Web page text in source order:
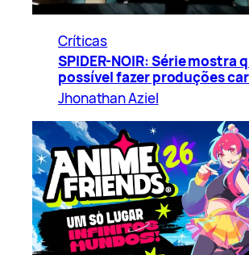
Críticas
SPIDER-NOIR: Série mostra
possível fazer produções
Jhonathan Aziel